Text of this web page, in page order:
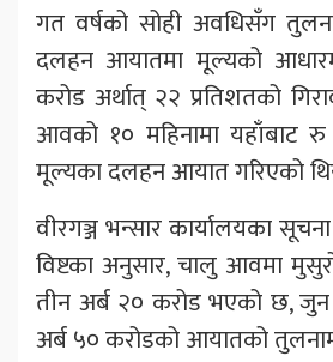
गत वर्षको सोही अवधिसँग
दलहन आयातमा मूल्यको
करोड अर्थात् २२ प्रतिशतको
आवको १० महिनामा यहाँबाट
मूल्यका दलहन आयात गरिएको
वीरगञ्ज भन्सार कार्यालयका
विष्टका अनुसार, चालु आवमा
तीन अर्ब २० करोड भएको छ,
अर्ब ५० करोडको आयातको